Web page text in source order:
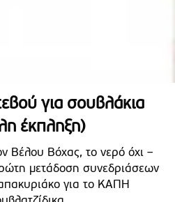
για σουβλάκια
έκπληξη)
Βέλου Βόχας, το νερό όχι –
μετάδοση συνεδριάσεων
για το ΚΑΠΗ